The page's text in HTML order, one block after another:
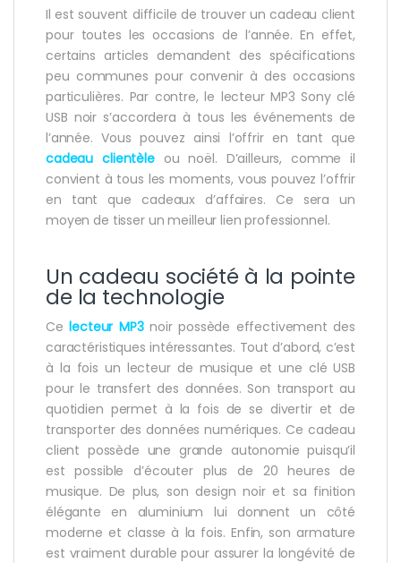
Il est souvent difficile de trouver un cadeau client
pour toutes les occasions de l’année. En effet,
certains articles demandent des spécifications
peu communes pour convenir à des occasions
particulières. Par contre, le lecteur MP3 Sony clé
USB noir s’accordera à tous les événements de
l’année. Vous pouvez ainsi l’offrir en tant que
cadeau clientèle ou noël. D’ailleurs, comme il
convient à tous les moments, vous pouvez l’offrir
en tant que cadeaux d’affaires. Ce sera un
moyen de tisser un meilleur lien professionnel.
Un cadeau société à la pointe
de la technologie
Ce lecteur MP3noir possède effectivement des
caractéristiques intéressantes. Tout d’abord, c’est
à la fois un lecteur de musique et une clé USB
pour le transfert des données. Son transport au
quotidien permet à la fois de se divertir et de
transporter des données numériques. Ce cadeau
client possède une grande autonomie puisqu’il
est possible d’écouter plus de 20 heures de
musique. De plus, son design noir et sa finition
élégante en aluminium lui donnent un côté
moderne et classe à la fois. Enfin, son armature
est vraiment durable pour assurer la longévité de